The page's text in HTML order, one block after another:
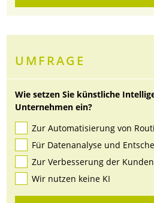
UMFRAGE
Wie setzen Sie künstliche
Unternehmen ein?
Zur Automatisierung von
Für Datenanalyse und
Zur Verbesserung der
Wir nutzen keine KI